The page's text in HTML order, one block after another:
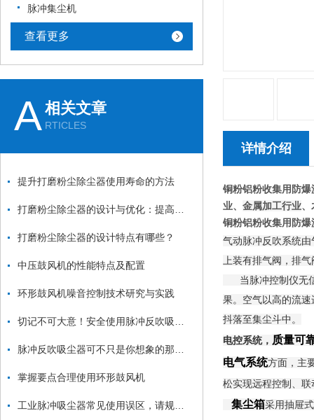
脉冲集尘机
查看更多
A相关文章
RTICLES
提升打磨粉尘除尘器使用寿命的方法
打磨粉尘除尘器的设计特点有哪些？
中压鼓风机的性能特点及配置
环形鼓风机噪音控制技术研究与实践
掌握要点合理使用环形鼓风机
详情介绍
铜粉铝粉收集用防爆
业、 金属加工行业、
铜粉铝粉收集用防爆
气动脉冲反吹系统
上装有排气阀，排
当脉冲控制仪无信
果。空气以高的流
抖落至集尘斗中。
电控系统， 质量可
电气系统方面，主
松实现远程控制、
集尘箱采用抽屉